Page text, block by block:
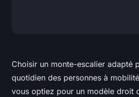
Choisir un monte-escalier adapté
quotidien des personnes à
vous optiez pour un modèle droit